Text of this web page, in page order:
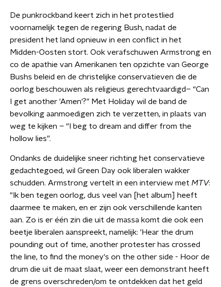
De punkrockband keert zich in het protestlied
voornamelijk tegen de regering Bush, nadat de
president het land opnieuw in een conflict in het
Midden-Oosten stort. Ook verafschuwen Armstrong en
co de apathie van Amerikanen ten opzichte van George
Bushs beleid en de christelijke conservatieven die de
oorlog beschouwen als religieus gerechtvaardigd– “Can
I get another 'Amen'?” Met Holiday wil de band de
bevolking aanmoedigen zich te verzetten, in plaats van
weg te kijken – “I beg to dream and differ from the
hollow lies”.
Ondanks de duidelijke sneer richting het conservatieve
gedachtegoed, wil Green Day ook liberalen wakker
schudden. Armstrong vertelt in een interview met MTV:
"Ik ben tegen oorlog, dus veel van [het album] heeft
daarmee te maken, en er zijn ook verschillende kanten
aan. Zo is er één zin die uit de massa komt die ook een
beetje liberalen aanspreekt, namelijk: 'Hear the drum
pounding out of time, another protester has crossed
the line, to find the money's on the other side - Hoor de
drum die uit de maat slaat, weer een demonstrant heeft
de grens overschreden/om te ontdekken dat het geld